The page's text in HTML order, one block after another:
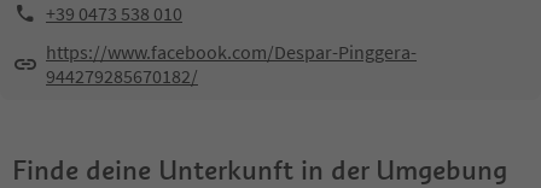
+39 0473 538 010
https://www.facebook.com/Despar-Pinggera-
944279285670182/
Finde deine Unterkunft in der Umgebung